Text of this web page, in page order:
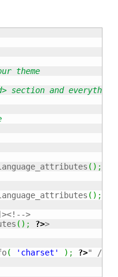
theme
section and
( ) ;
( ) ;
>
( ) ; ?>>
( 'charset' ) ; ?>" />